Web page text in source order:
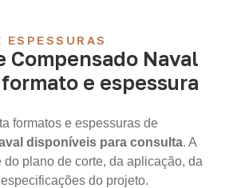
ESPESSURAS
Compensado Naval
e espessura
formatos e espessuras de
disponíveis para consulta. A
plano de corte, da aplicação, da
do projeto.